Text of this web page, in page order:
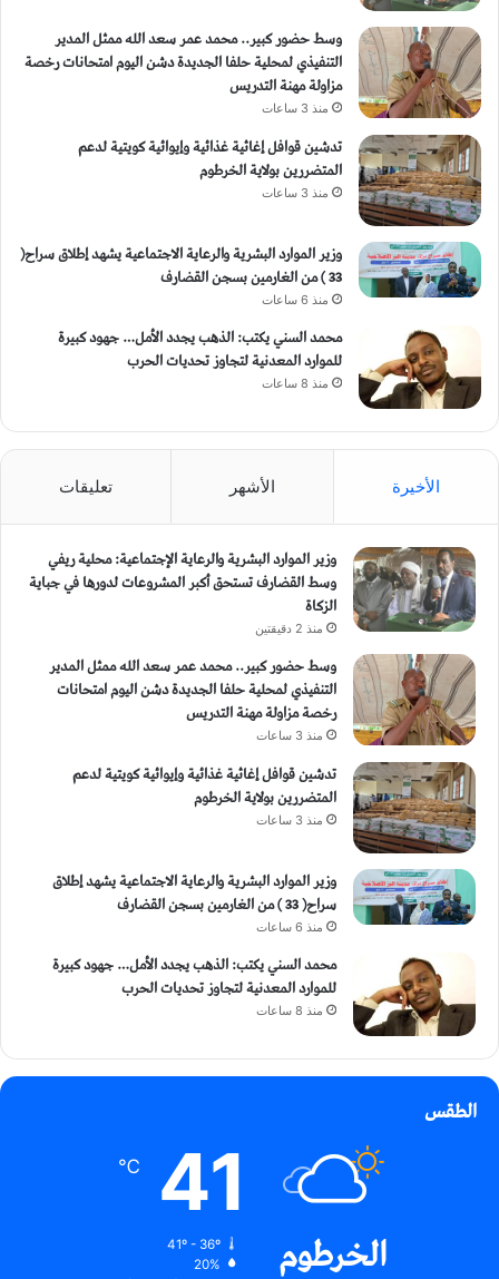
وسط حضور كبير.. محمد عمر سعد الله ممثل المدير
التنفيذي لمحلية حلفا الجديدة دشن اليوم امتحانات رخصة
مزاولة مهنة التدريس
منذ 3 ساعات
تدشين قوافل إغاثية غذائية وإيوائية كويتية لدعم
المتضررين بولاية الخرطوم
منذ 3 ساعات
وزير الموارد البشرية والرعاية الاجتماعية يشهد إطلاق سراح(
33 ) من الغارمين بسجن القضارف
منذ 6 ساعات
محمد السني يكتب: الذهب يجدد الأمل… جهود كبيرة
للموارد المعدنية لتجاوز تحديات الحرب
منذ 8 ساعات
الأخيرة الأشهر تعليقات
وزير الموارد البشرية والرعاية الإجتماعية: محلية ريفي
وسط القضارف تستحق أكبر المشروعات لدورها في جباية
الزكاة
منذ 2 دقيقتين
وسط حضور كبير.. محمد عمر سعد الله ممثل المدير
التنفيذي لمحلية حلفا الجديدة دشن اليوم امتحانات
رخصة مزاولة مهنة التدريس
منذ 3 ساعات
تدشين قوافل إغاثية غذائية وإيوائية كويتية لدعم
المتضررين بولاية الخرطوم
منذ 3 ساعات
وزير الموارد البشرية والرعاية الاجتماعية يشهد إطلاق
سراح( 33 ) من الغارمين بسجن القضارف
منذ 6 ساعات
محمد السني يكتب: الذهب يجدد الأمل… جهود كبيرة
للموارد المعدنية لتجاوز تحديات الحرب
منذ 8 ساعات
الطقس
الخرطوم
41
℃
41º - 36º
20%